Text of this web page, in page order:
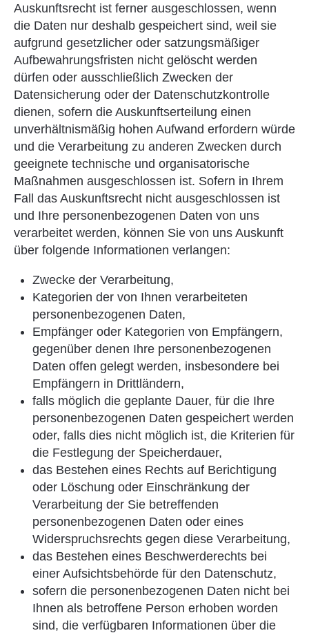
Auskunftsrecht ist ferner ausgeschlossen, wenn
die Daten nur deshalb gespeichert sind, weil sie
aufgrund gesetzlicher oder satzungsmäßiger
Aufbewahrungsfristen nicht gelöscht werden
dürfen oder ausschließlich Zwecken der
Datensicherung oder der Datenschutzkontrolle
dienen, sofern die Auskunftserteilung einen
unverhältnismäßig hohen Aufwand erfordern würde
und die Verarbeitung zu anderen Zwecken durch
geeignete technische und organisatorische
Maßnahmen ausgeschlossen ist. Sofern in Ihrem
Fall das Auskunftsrecht nicht ausgeschlossen ist
und Ihre personenbezogenen Daten von uns
verarbeitet werden, können Sie von uns Auskunft
über folgende Informationen verlangen:
Zwecke der Verarbeitung,
Kategorien der von Ihnen verarbeiteten
personenbezogenen Daten,
Empfänger oder Kategorien von Empfängern,
gegenüber denen Ihre personenbezogenen
Daten offen gelegt werden, insbesondere bei
Empfängern in Drittländern,
falls möglich die geplante Dauer, für die Ihre
personenbezogenen Daten gespeichert werden
oder, falls dies nicht möglich ist, die Kriterien für
die Festlegung der Speicherdauer,
das Bestehen eines Rechts auf Berichtigung
oder Löschung oder Einschränkung der
Verarbeitung der Sie betreffenden
personenbezogenen Daten oder eines
Widerspruchsrechts gegen diese Verarbeitung,
das Bestehen eines Beschwerderechts bei
einer Aufsichtsbehörde für den Datenschutz,
sofern die personenbezogenen Daten nicht bei
Ihnen als betroffene Person erhoben worden
sind, die verfügbaren Informationen über die